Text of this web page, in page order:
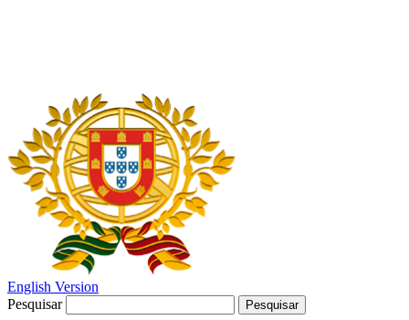
English Version
Pesquisar
Pesquisar